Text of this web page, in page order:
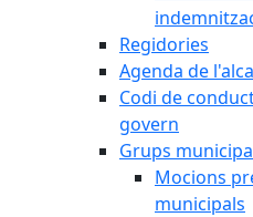
Regidories
Agenda de
Codi de
govern
Grups
Mocions
municipals